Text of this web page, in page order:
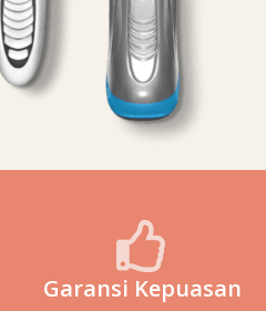
Garansi Kepuasan